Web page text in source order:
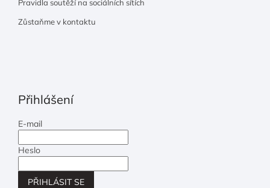
Pravidla soutěží na sociálních sítích
Zůstaňme v kontaktu
Přihlášení
E-mail
Heslo
PŘIHLÁSIT SE